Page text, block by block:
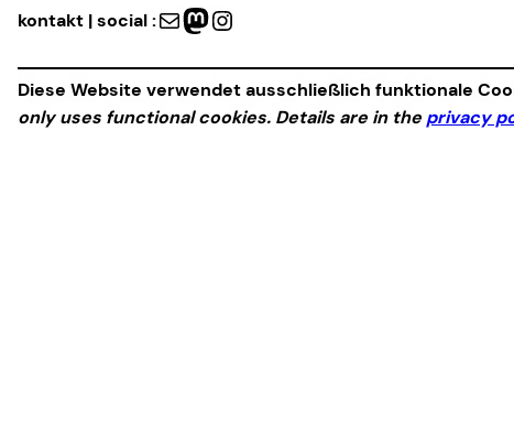
kontakt | social :Mail Mastodon Instagram
Diese Website verwendet ausschließlich funktionale
only uses functional cookies. Details are in the privacy